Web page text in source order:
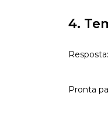
4.
Pronta